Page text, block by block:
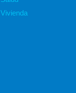
Vivienda